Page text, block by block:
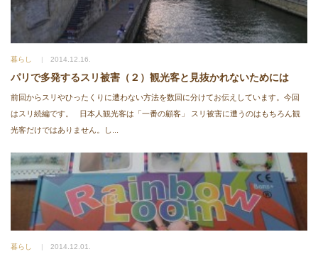
暮らし 2014.12.16.
パリで多発するスリ被害（２）観光客と見抜かれないためには
前回からスリやひったくりに遭わない方法を数回に分けてお伝えしています。今回
はスリ続編です。 日本人観光客は「一番の顧客」 スリ被害に遭うのはもちろん観
光客だけではありません。し...
暮らし 2014.12.01.